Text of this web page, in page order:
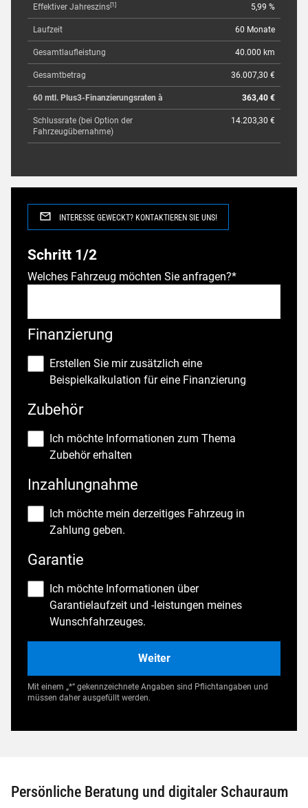
Effektiver Jahreszins[1] 5,99 %
Laufzeit 60 Monate
Gesamtlaufleistung 40.000 km
Gesamtbetrag 36.007,30 €
60 mtl. Plus3-Finanzierungsraten à 363,40 €
Schlussrate (bei Option der
Fahrzeugübernahme)
14.203,30 €
INTERESSE GEWECKT? KONTAKTIEREN SIE UNS!
Schritt 1/2
Welches Fahrzeug möchten Sie anfragen?*
Finanzierung
Erstellen Sie mir zusätzlich eine
Beispielkalkulation für eine Finanzierung
Zubehör
Ich möchte Informationen zum Thema
Zubehör erhalten
Inzahlungnahme
Ich möchte mein derzeitiges Fahrzeug in
Zahlung geben.
Garantie
Ich möchte Informationen über
Garantielaufzeit und -leistungen meines
Wunschfahrzeuges.
Mit einem „*“ gekennzeichnete Angaben sind Pflichtangaben und
müssen daher ausgefüllt werden.
Persönliche Beratung und digitaler Schauraum